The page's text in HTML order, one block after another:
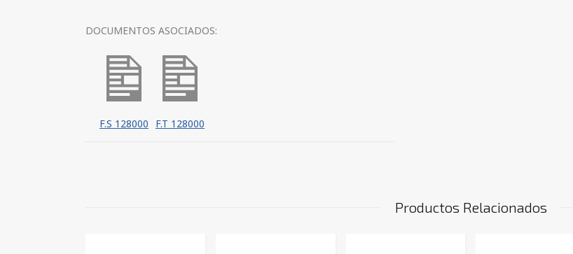
DOCUMENTOS ASOCIADOS:
F.S 128000 F.T 128000
Productos Relacionados